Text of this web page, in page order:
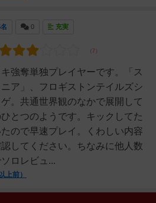
0 充実
強奪単独プレイヤーです。「ス
ア」、フロギストンテイルズシ
。共通世界観のなかで展開して
とつのようです。キックしてた
ので早速プレイ。くわしい内容
してください。ちなみに他人数
ロレビュ...
上前）